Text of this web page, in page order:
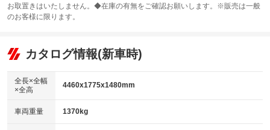
サンルーフ
：装備なし ABS
リフトアップ
：装備なし
：装備なし
パワーウィンドウ
アイドリングストップ
：装備あり
TV：ワンセグ
：装備あり
ビジュアル
：装備なし
：装備あり
革シート
キーレス
お取置きはいたしません。◆在庫の有無をご確認お願いします。※販売は一般
のお客様に限ります。
カタログ情報(新車時)
全長×全幅
×全高
4460x1775x1480mm
車両重量 1370kg